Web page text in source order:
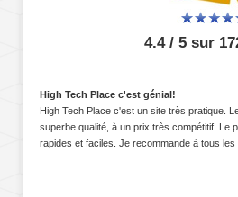
4.4 / 5 sur
High Tech Place c'est génial!
High Tech Place c'est un site très pratique.
superbe qualité, à un prix très compétitif. Le
rapides et faciles. Je recommande à tous les